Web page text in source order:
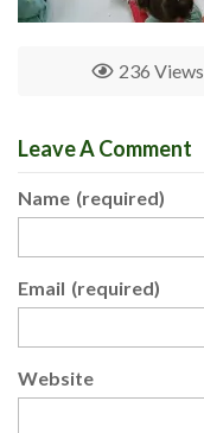
236 Views
Leave A Comment
Name (required)
Email (required)
Website